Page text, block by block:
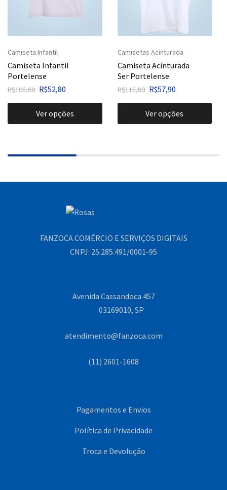
Camiseta Infantil
Camiseta Infantil
Portelense
R$105,60 R$52,80
Ver opções
Camisetas Acinturada
Camiseta Acinturada
Ser Portelense
R$115,80 R$57,90
Ver opções
FANZOCA COMÉRCIO E SERVIÇOS DIGITAIS
CNPJ: 25.285.491/0001-95
Avenida Cassandoca 457
03169010, SP
atendimento@fanzoca.com
(11) 2601-1608
Pagamentos e Envios
Política de Privacidade
Troca e Devolução